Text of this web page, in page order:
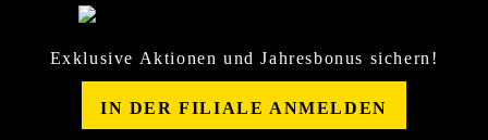
Exklusive Aktionen und Jahresbonus sichern!
IN DER FILIALE ANMELDEN